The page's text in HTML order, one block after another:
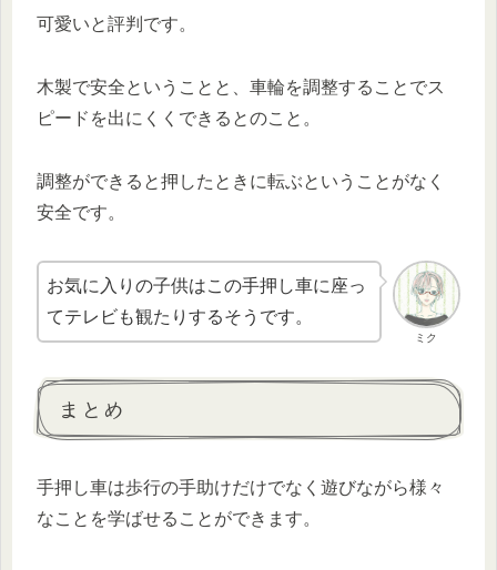
可愛いと評判です。
木製で安全ということと、車輪を調整することでス
ピードを出にくくできるとのこと。
調整ができると押したときに転ぶということがなく
安全です。
ミク
お気に入りの子供はこの手押し車に座っ
てテレビも観たりするそうです。
まとめ
手押し車は歩行の手助けだけでなく遊びながら様々
なことを学ばせることができます。